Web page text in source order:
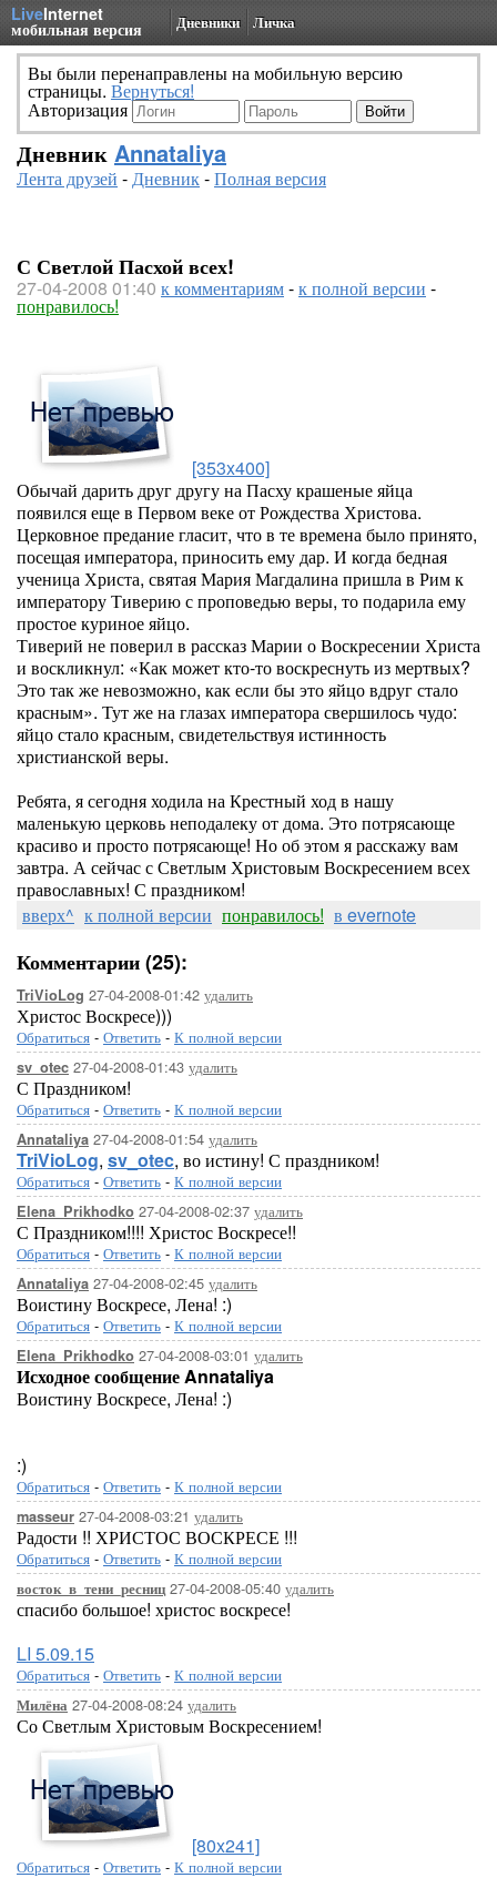
LiveInternet
мобильная версия Дневники Личка
Вы были перенаправлены на мобильную версию
страницы. Вернуться!
Авторизация
Дневник Annataliya
Лента друзей -Дневник-Полная версия
С Светлой Пасхой всех!
27-04-2008 01:40 к комментариям-к полной версии -
понравилось!
[353x400]
Обычай дарить друг другу на Пасху крашеные яйца
появился еще в Первом веке от Рождества Христова.
Церковное предание гласит, что в те времена было принято,
посещая императора, приносить ему дар. И когда бедная
ученица Христа, святая Мария Магдалина пришла в Рим к
императору Тиверию с проповедью веры, то подарила ему
простое куриное яйцо.
Тиверий не поверил в рассказ Марии о Воскресении Христа
и воскликнул: «Как может кто-то воскреснуть из мертвых?
Это так же невозможно, как если бы это яйцо вдруг стало
красным». Тут же на глазах императора свершилось чудо:
яйцо стало красным, свидетельствуя истинность
христианской веры.
Ребята, я сегодня ходила на Крестный ход в нашу
маленькую церковь неподалеку от дома. Это потрясающе
красиво и просто потрясающе! Но об этом я расскажу вам
завтра. А сейчас с Светлым Христовым Воскресением всех
православных! С праздником!
вверх^ к полной версии понравилось! в evernote
Комментарии (25):
TriVioLog 27-04-2008-01:42 удалить
Христос Воскресе)))
Обратиться - Ответить - К полной версии
sv_otec 27-04-2008-01:43 удалить
С Праздником!
Обратиться - Ответить - К полной версии
Annataliya 27-04-2008-01:54 удалить
TriVioLog, sv_otec, во истину! С праздником!
Обратиться - Ответить - К полной версии
Elena_Prikhodko 27-04-2008-02:37 удалить
С Праздником!!!! Христос Воскресе!!
Обратиться - Ответить - К полной версии
Annataliya 27-04-2008-02:45 удалить
Воистину Воскресе, Лена! :)
Обратиться - Ответить - К полной версии
Elena_Prikhodko 27-04-2008-03:01 удалить
Исходное сообщение Annataliya
Воистину Воскресе, Лена! :)
:)
Обратиться - Ответить - К полной версии
masseur 27-04-2008-03:21 удалить
Радости !! ХРИСТОС ВОСКРЕСЕ !!!
Обратиться - Ответить - К полной версии
восток_в_тени_ресниц 27-04-2008-05:40 удалить
спасибо большое! христос воскресе!
LI 5.09.15
Обратиться - Ответить - К полной версии
Милёна 27-04-2008-08:24 удалить
Со Светлым Христовым Воскресением!
[80x241]
Обратиться - Ответить - К полной версии